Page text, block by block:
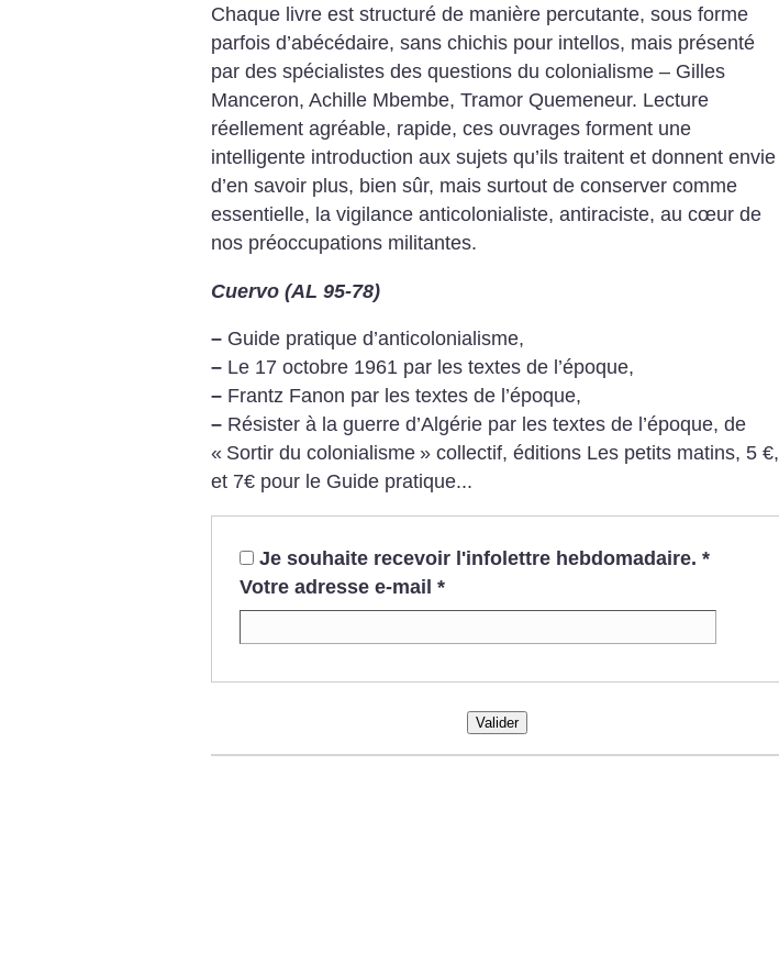
Chaque livre est structuré de manière percutante, sous forme
parfois d’abécédaire, sans chichis pour intellos, mais présenté
par des spécialistes des questions du colonialisme – Gilles
Manceron, Achille Mbembe, Tramor Quemeneur. Lecture
réellement agréable, rapide, ces ouvrages forment une
intelligente introduction aux sujets qu’ils traitent et donnent envie
d’en savoir plus, bien sûr, mais surtout de conserver comme
essentielle, la vigilance anticolonialiste, antiraciste, au cœur de
nos préoccupations militantes.
Cuervo (AL 95-78)
– Guide pratique d’anticolonialisme,
– Le 17 octobre 1961 par les textes de l’époque,
– Frantz Fanon par les textes de l’époque,
– Résister à la guerre d’Algérie par les textes de l’époque, de
« Sortir du colonialisme » collectif, éditions Les petits matins, 5 €,
et 7€ pour le Guide pratique...
Je souhaite recevoir l'infolettre hebdomadaire. *
Votre adresse e-mail *
Valider